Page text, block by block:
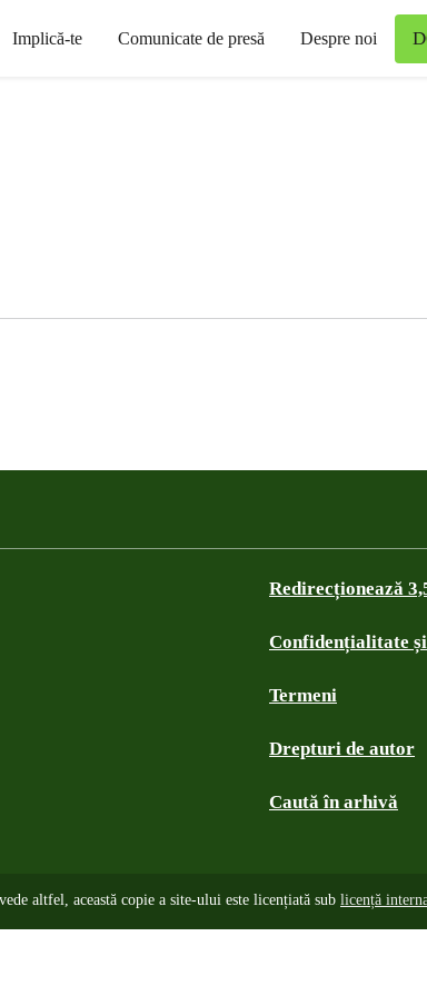
Implică-te Comunicate de presă Despre noi
Redirecționează
Confidențialitate
Termeni
Drepturi de autor
Caută în arhivă
altfel, această copie a site-ului este licențiată sub licență